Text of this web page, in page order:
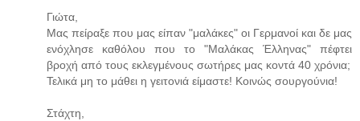
Γιώτα,
Μας πείραξε που μας είπαν "μαλάκες" οι Γερμανοί και δε μας
ενόχλησε καθόλου που το "Μαλάκας Έλληνας" πέφτει
βροχή από τους εκλεγμένους σωτήρες μας κοντά 40 χρόνια;
Τελικά μη το μάθει η γειτονιά είμαστε! Κοινώς σουργούνια!
Στάχτη,